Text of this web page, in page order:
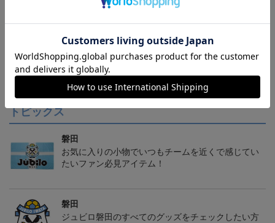
フォーム オーセンティッ
クモデル:FP1st
21,450円～25,950円
会員特典
【S～4XL】2026/27ユニ
フォーム オーセンティッ
クモデル:GK
21,450円～25,950円
会員特典
【S～4XL】2026/27ユニ
フォーム オーセンティッ
21,450円～25,950円
トピックス
磐田
お気に入りの小物でいつもチームを近くで感じてい
たいファン必見アイテム！
磐田
ジュビロ磐田のすべてのグッズをチェックしたい方